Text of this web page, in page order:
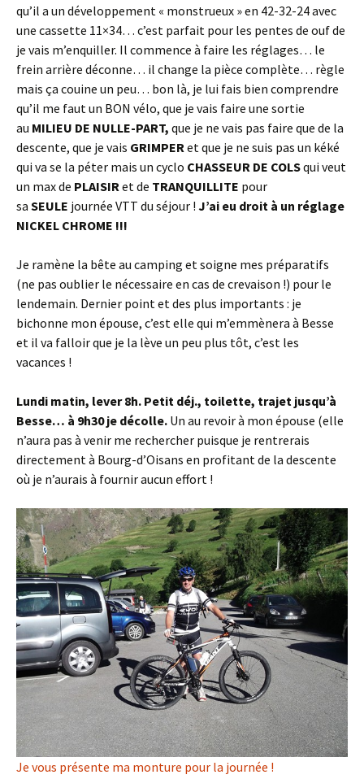
qu’il a un développement « monstrueux » en 42-32-24 avec
une cassette 11×34… c’est parfait pour les pentes de ouf de
je vais m’enquiller. Il commence à faire les réglages… le
frein arrière déconne… il change la pièce complète… règle
mais ça couine un peu… bon là, je lui fais bien comprendre
qu’il me faut un BON vélo, que je vais faire une sortie
au MILIEU DE NULLE-PART, que je ne vais pas faire que de la
descente, que je vais GRIMPER et que je ne suis pas un kéké
qui va se la péter mais un cyclo CHASSEUR DE COLSqui veut
un max de PLAISIR et de TRANQUILLITE pour
sa SEULE journée VTT du séjour ! J’ai eu droit à un réglage
NICKEL CHROME !!!
Je ramène la bête au camping et soigne mes préparatifs
(ne pas oublier le nécessaire en cas de crevaison !) pour le
lendemain. Dernier point et des plus importants : je
bichonne mon épouse, c’est elle qui m’emmènera à Besse
et il va falloir que je la lève un peu plus tôt, c’est les
vacances !
Lundi matin, lever 8h. Petit déj., toilette, trajet jusqu’à
Besse… à 9h30 je décolle. Un au revoir à mon épouse (elle
n’aura pas à venir me rechercher puisque je rentrerais
directement à Bourg-d’Oisans en profitant de la descente
où je n’aurais à fournir aucun effort !
Je vous présente ma monture pour la journée !